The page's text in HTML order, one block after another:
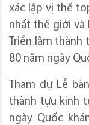
xác lập vị thế
nhất thế giới và
Triển lãm
80 năm ngày
Tham dự Lễ
thành tựu kinh
ngày Quốc